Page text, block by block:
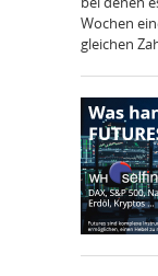
Wochen
gleichen